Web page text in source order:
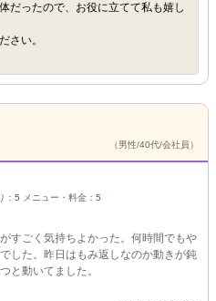
だったので、お役に立てて私も嬉し
さい。
（男性/40代/会社員）
： 5 メニュー・料金： 5
すごく気持ちよかった。何時間でもや
した。昨日はもみ返しなのか動きが鈍
と動いてました。